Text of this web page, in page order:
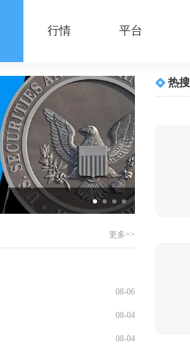
行情 平台
更多>>
08-06
08-04
08-04
热